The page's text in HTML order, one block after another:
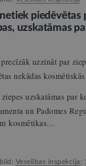
piedēvētas
uzskatāmas
uzzināt par
nekādas
uzskatāmas par
un Padomes
kosmētikas…
Veselības inspekcija ;